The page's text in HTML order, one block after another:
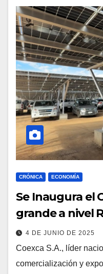
CRÓNICA ECONOMÍA
Se Inaugura el
grande a nivel
4 DE JUNIO DE 2025
Coexca S.A., líder
comercialización y